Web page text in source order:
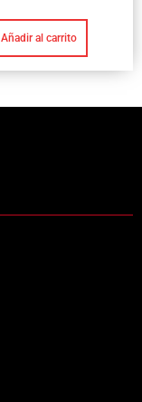
Añadir al carrito